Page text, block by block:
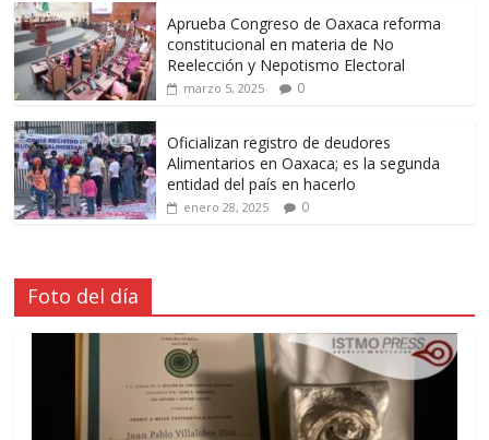
Aprueba Congreso de Oaxaca reforma
constitucional en materia de No
Reelección y Nepotismo Electoral
marzo 5, 2025 0
Oficializan registro de deudores
Alimentarios en Oaxaca; es la segunda
entidad del país en hacerlo
enero 28, 2025 0
Foto del día